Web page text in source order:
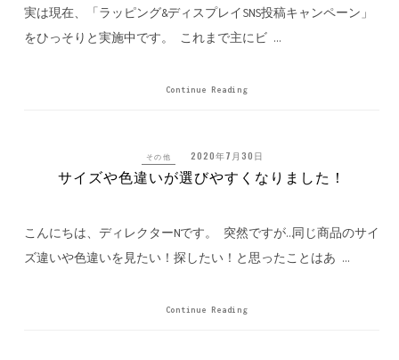
実は現在、「ラッピング&ディスプレイSNS投稿キャンペーン」
をひっそりと実施中です。 これまで主にビ …
Continue Reading
その他 2020年7月30日
サイズや色違いが選びやすくなりました！
こんにちは、ディレクターNです。 突然ですが…同じ商品のサイ
ズ違いや色違いを見たい！探したい！と思ったことはあ …
Continue Reading